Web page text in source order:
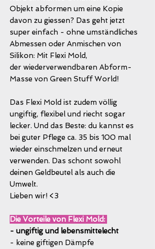
Objekt abformen um eine Kopie
davon zu giessen? Das geht jetzt
super einfach - ohne umständliches
Abmessen oder Anmischen von
Silikon: Mit Flexi Mold,
der wiederverwendbaren Abform-
Masse von Green Stuff World!
Das Flexi Mold ist zudem völlig
ungiftig, flexibel und riecht sogar
lecker. Und das Beste: du kannst es
bei guter Pflege ca. 35 bis 100 mal
wieder einschmelzen und erneut
verwenden. Das schont sowohl
deinen Geldbeutel als auch die
Umwelt.
Lieben wir! <3
Die Vorteile von Flexi Mold:
- ungiftig und lebensmittelecht
- keine giftigen Dämpfe